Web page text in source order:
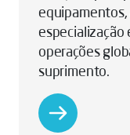
especialização
operações
suprimento.